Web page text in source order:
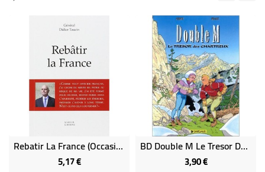
Rebatir La France (Occasion)
5,17 €Prix
BD Double M Le Tresor Des Chartreux (Occasion)
3,90 €Prix